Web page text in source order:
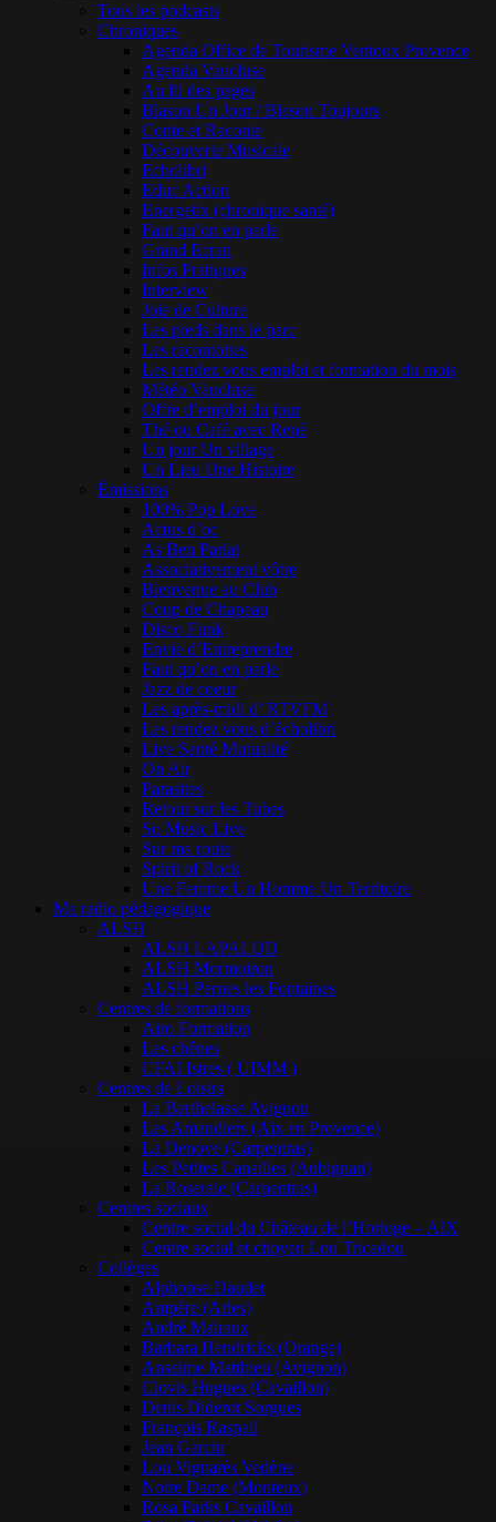
Tous les podcasts
Chroniques
Agenda Office de Tourisme Ventoux Provence
Agenda Vaucluse
Au fil des pages
Blason Un Jour / Blason Toujours
Conte et Raconte
Découverte Musicale
Echolibri
Educ Action
Energetix (chronique santé)
Faut qu’on en parle
Grand Ecran
Infos Pratiques
Interview
Joie de Culture
Les pieds dans le parc
Les racontottes
Les rendez vous emploi et formation du mois
Météo Vaucluse
Offre d’emploi du jour
Thé ou Café avec René
Un jour Un village
Un Lieu Une Histoire
Émissions
100% Pop Love
Actus d’oc
As Ben Parlat
Associativement vôtre
Bienvenue au Club
Coup de Chapeau
Disco Funk
Envie d’Entreprendre
Faut qu’on en parle
Jazz de coeur
Les après-midi d’ RTVFM
Les rendez vous d’écholibri
Live Santé Mutualité
On Air
Parasites
Retour sur les Tubes
So Music Live
Sur ma route
Spirit of Rock
Une Femme Un Homme Un Territoire
Ma radio pédagogique
ALSH
ALSH LAPALUD
ALSH Mormoiron
ALSH Pernes les Fontaines
Centres de formations
Airo Formation
Les chênes
CFAI Istres ( UIMM )
Centres de Loisirs
La Barthelasse Avignon
Les Amandiers (Aix en Provence)
La Denove (Carpentras)
Les Petites Canailles (Aubignan)
La Roseraie (Carpentras)
Centres sociaux
Centre social du Château de l’Horloge – AIX
Centre social et citoyen Lou Tricadou
Collèges
Alphonse Daudet
Ampère (Arles)
André Malraux
Barbara Hendricks (Orange)
Anselme Matthieu (Avignon)
Clovis Hugues (Cavaillon)
Denis Diderot Sorgues
François Raspail
Jean Garcin
Lou Vignarès Vedène
Notre Dame (Monteux)
Rosa Parks Cavaillon